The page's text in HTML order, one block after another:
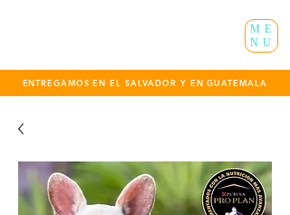
ENTREGAMOS EN EL SALVADOR Y EN GUATEMALA
ME
NU